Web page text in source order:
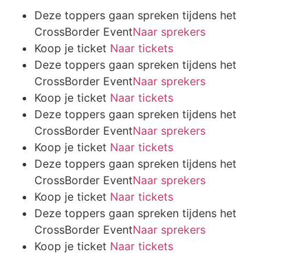
Deze toppers gaan spreken tijdens het
CrossBorder EventNaar sprekers
Koop je ticket Naar tickets
Deze toppers gaan spreken tijdens het
CrossBorder EventNaar sprekers
Koop je ticket Naar tickets
Deze toppers gaan spreken tijdens het
CrossBorder EventNaar sprekers
Koop je ticket Naar tickets
Deze toppers gaan spreken tijdens het
CrossBorder EventNaar sprekers
Koop je ticket Naar tickets
Deze toppers gaan spreken tijdens het
CrossBorder EventNaar sprekers
Koop je ticket Naar tickets